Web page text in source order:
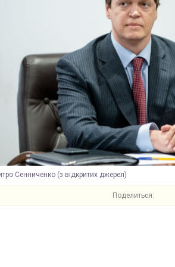
Сенниченко (з відкритих джерел)
Поделиться: